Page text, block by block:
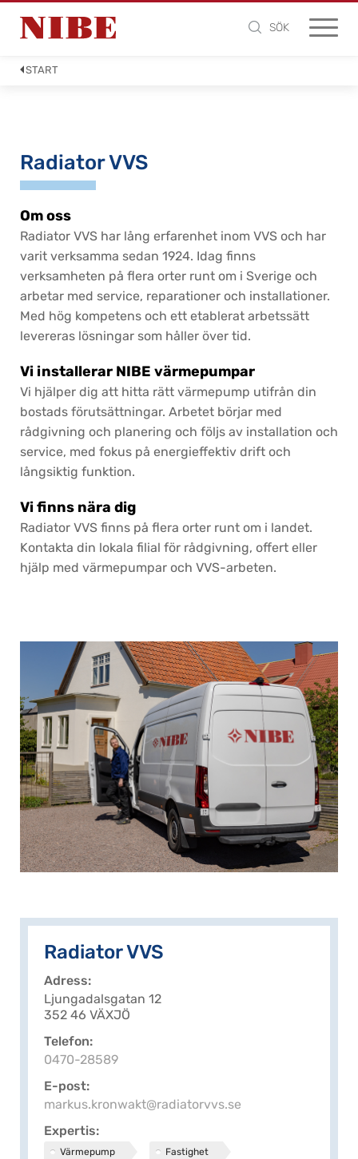
SÖK
START
Radiator VVS
Om oss
Radiator VVS har lång erfarenhet inom VVS och har
varit verksamma sedan 1924. Idag finns
verksamheten på flera orter runt om i Sverige och
arbetar med service, reparationer och installationer.
Med hög kompetens och ett etablerat arbetssätt
levereras lösningar som håller över tid.
Vi installerar NIBE värmepumpar
Vi hjälper dig att hitta rätt värmepump utifrån din
bostads förutsättningar. Arbetet börjar med
rådgivning och planering och följs av installation och
service, med fokus på energieffektiv drift och
långsiktig funktion.
Vi finns nära dig
Radiator VVS finns på flera orter runt om i landet.
Kontakta din lokala filial för rådgivning, offert eller
hjälp med värmepumpar och VVS-arbeten.
Radiator VVS
Adress
Ljungadalsgatan 12
352 46 VÄXJÖ
Telefon
0470-28589
E-post
markus.kronwakt@radiatorvvs.se
Expertis
Värmepump Fastighet